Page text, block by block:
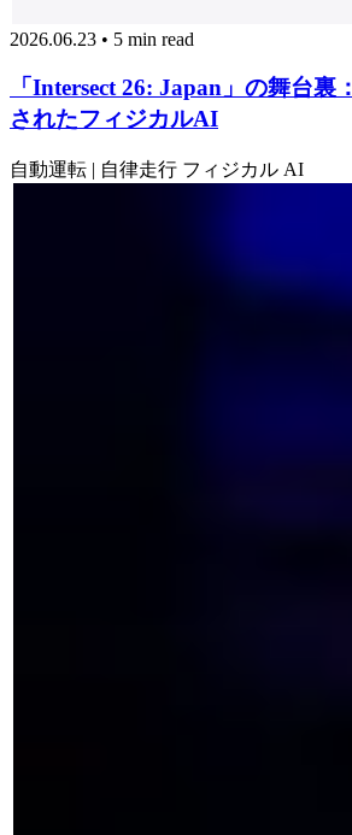
2026.06.23 • 5 min read
「Intersect 26: Japan」の舞台裏
されたフィジカルAI
自動運転 | 自律走行 フィジカル AI